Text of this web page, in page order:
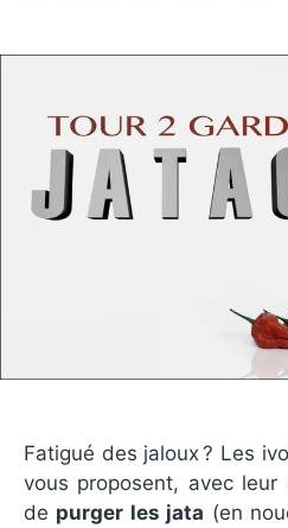
Fatigué des jaloux ? Les
vous proposent, avec
de purger les jata (en